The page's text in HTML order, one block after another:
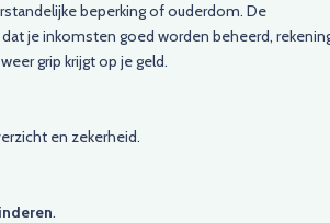
beperking of ouderdom. De
je inkomsten goed worden beheerd,
grip krijgt op je geld.
en zekerheid.
.